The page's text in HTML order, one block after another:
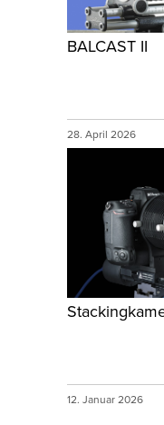
BALCAST II
28. April 2026
12. Januar 2026